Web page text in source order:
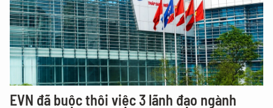
EVN đã buộc thôi việc 3 lãnh đạo ngành